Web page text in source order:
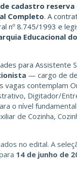
cadastro reserva
Completo. A
nº 8.745/1993 e
Educacional
para Assistente
— cargo de
vagas contemplam
Digitador/
o nível
de Cozinha,
no edital. A
14 de junho de